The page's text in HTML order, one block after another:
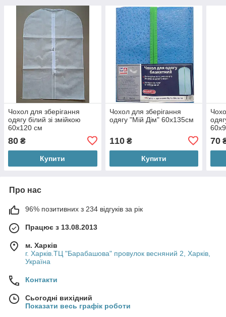
Чохол для зберігання
одягу білий зі змійкою
60х120 см
80 ₴
Купити
Чохол для зберігання
одягу "Мій Дім" 60х135cм
110₴
Купити
70
Про нас
96% позитивних з 234 відгуків за рік
Працює з 13.08.2013
м. Харків
г. Харків.ТЦ "Барабашова" провулок весняний 2, Харків,
Україна
Контакти
Сьогодні вихідний
Показати весь графік роботи